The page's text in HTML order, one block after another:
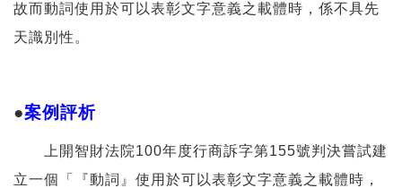
故而動詞使用於可以表彰文字意義之載體時，係不具先
天識別性。
●案例評析
上開智財法院100年度行商訴字第155號判決嘗試建
立一個「『動詞』使用於可以表彰文字意義之載體時，